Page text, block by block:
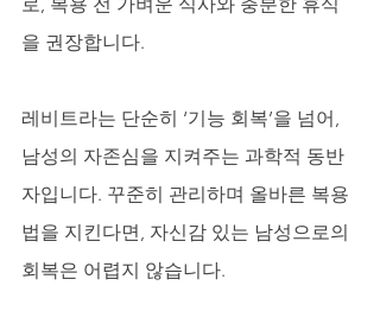
을 권장합니다.
레비트라는 단순히 ‘기능 회복’을 넘어,
남성의 자존심을 지켜주는 과학적 동반
자입니다. 꾸준히 관리하며 올바른 복용
법을 지킨다면, 자신감 있는 남성으로의
회복은 어렵지 않습니다.